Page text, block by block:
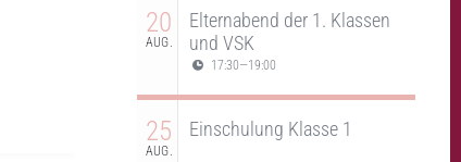
20
AUG.
Elternabend der 1. Klassen
und VSK
17:30—19:00
25
AUG.
Einschulung Klasse 1